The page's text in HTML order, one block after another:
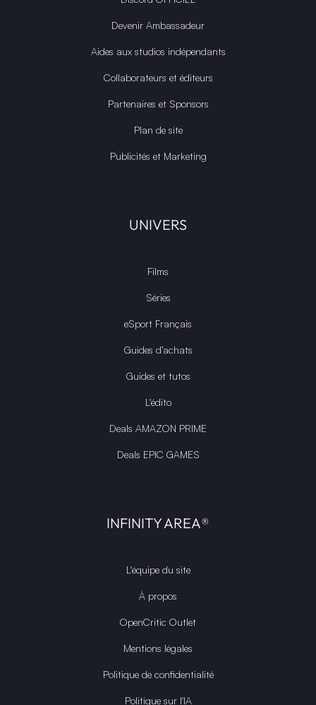
Devenir Ambassadeur
Aides aux studios indépendants
Collaborateurs et éditeurs
Partenaires et Sponsors
Plan de site
Publicités et Marketing
UNIVERS
Films
Séries
eSport Français
Guides d’achats
Guides et tutos
L'édito
Deals AMAZON PRIME
Deals EPIC GAMES
INFINITY AREA®
L'équipe du site
À propos
OpenCritic Outlet
Mentions légales
Politique de confidentialité
Politique sur l'IA